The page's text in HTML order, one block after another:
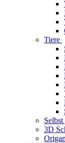
Tiere
Selbst
3D